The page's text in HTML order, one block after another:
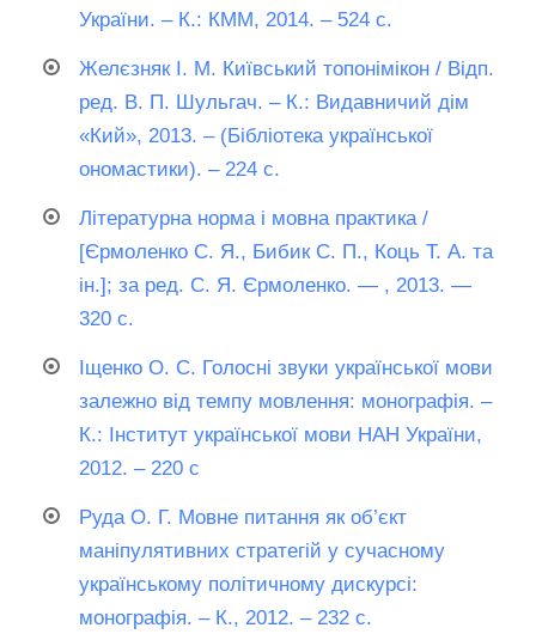
України. – К.: КММ, 2014. – 524 с.
Желєзняк І. М. Київський топонімікон / Відп.
ред. В. П. Шульгач. – К.: Видавничий дім
«Кий», 2013. – (Бібліотека української
ономастики). – 224 с.
Літературна норма і мовна практика /
[Єрмоленко С. Я., Бибик С. П., Коць Т. А. та
ін.]; за ред. С. Я. Єрмоленко. — , 2013. —
320 с.
Іщенко О. С. Голосні звуки української мови
залежно від темпу мовлення: монографія. –
К.: Інститут української мови НАН України,
2012. – 220 с
Руда О. Г. Мовне питання як об’єкт
маніпулятивних стратегій у сучасному
українському політичному дискурсі:
монографія. – К., 2012. – 232 с.